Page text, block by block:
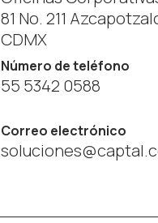
81 No. 211
CDMX
Número de teléfono
55 5342 0588
Correo electrónico